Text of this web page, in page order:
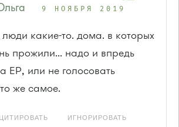
9 НОЯБРЯ 2019
какие-то. дома. в которых
прожили... надо и впредь
ЕР, или не голосовать
же самое.
ЦИТИРОВАТЬ ИГНОРИРОВАТЬ